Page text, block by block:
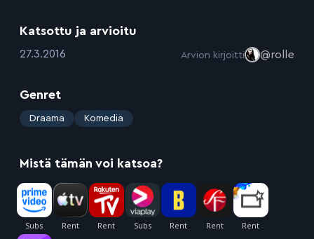
Katsottu ja arvioitu
:27.3.2016 Arvion kirjoitti @rolle
Genret
: Draama Komedia
Mistä tämän voi katsoa?